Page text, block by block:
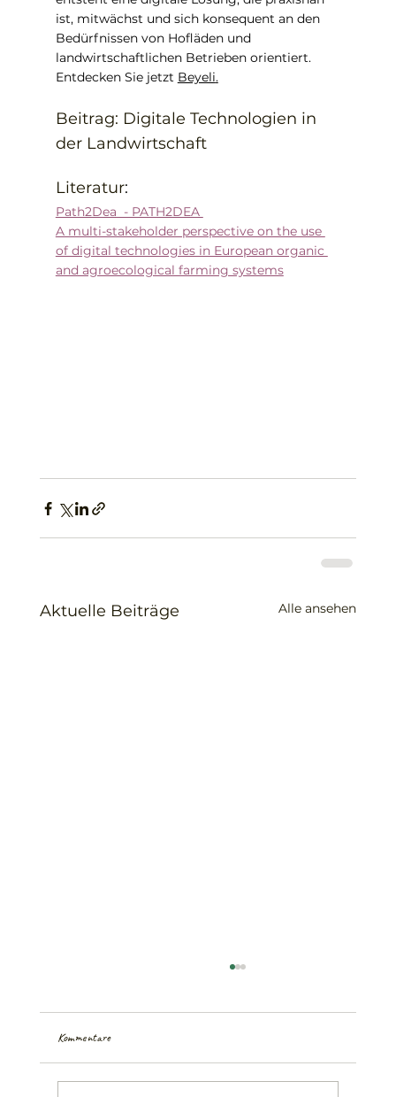
ist, mitwächst und sich konsequent an den
Bedürfnissen von Hofläden und
landwirtschaftlichen Betrieben orientiert.
Entdecken Sie jetzt Beyeli.
Beitrag: Digitale Technologien in
der Landwirtschaft
Literatur:
Path2Dea  - PATH2DEA
A multi-stakeholder perspective on the use
of digital technologies in European organic
and agroecological farming systems
Aktuelle Beiträge Alle ansehen
Kommentare